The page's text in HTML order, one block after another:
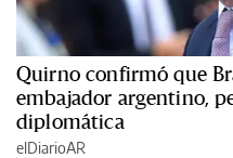
Quirno confirmó que
embajador argentino,
diplomática
elDiarioAR